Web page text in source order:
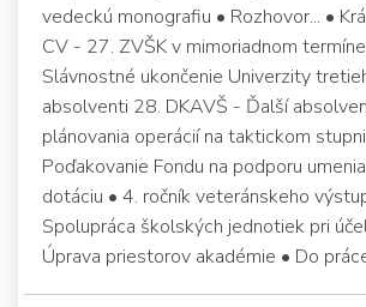
vedeckú monografiu • Rozhovor... •
CV - 27. ZVŠK v mimoriadnom
Slávnostné ukončenie Univerzity
absolventi 28. DKAVŠ - Ďalší
plánovania operácií na taktickom
Poďakovanie Fondu na podporu
dotáciu • 4. ročník veteránskeho
Spolupráca školských jednotiek pri
Úprava priestorov akadémie • Do